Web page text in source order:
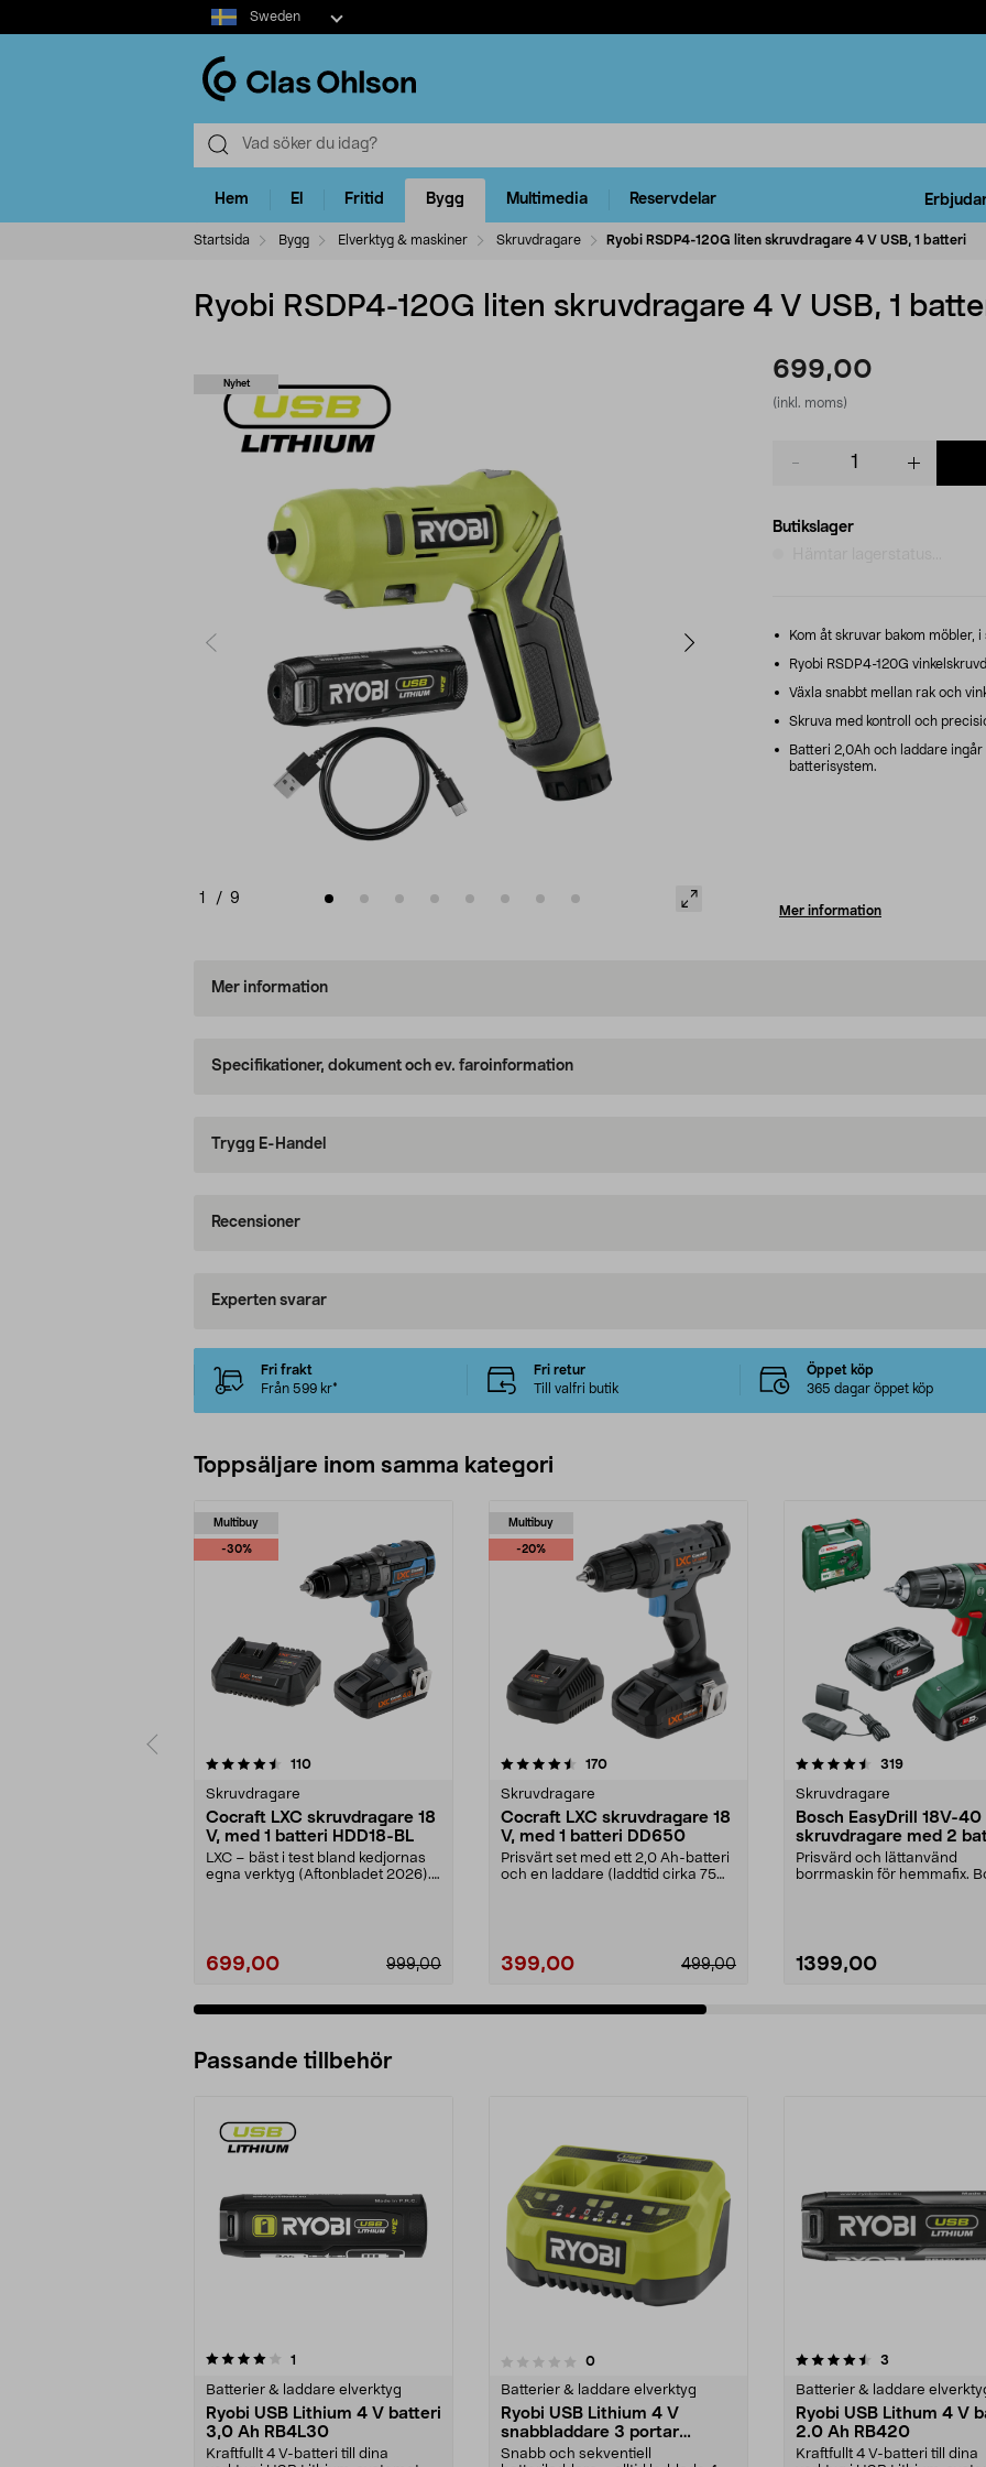
Select
market
Sweden
Hem El Fritid Bygg Multimedia Reservdelar
Startsida Bygg Elverktyg & maskiner Skruvdragare Ryobi RSDP4-120G liten skruvdragare 4 V USB, 1 batteri
Ryobi RSDP4-120G liten skruvdragare 4 V USB, 1
Nyhet
1 / 9
699,00
(inkl. moms)
Butikslager
Kom åt skruvar bakom möbler,
Ryobi RSDP4-120G
Växla snabbt mellan rak och
Skruva med kontroll och
Batteri 2,0Ah och laddare
batterisystem.
Mer information
Mer information
Specifikationer, dokument och ev. faroinformation
Trygg E-Handel
Recensioner
Experten svarar
Fri frakt
Från 599 kr*
Fri retur
Till valfri butik
Öppet köp
365 dagar öppet köp
Toppsäljare inom samma kategori
Multibuy
-30%
110recensioner
Skruvdragare
Cocraft LXC skruvdragare 18
V, med 1 batteri HDD18-BL
LXC – bäst i test bland kedjornas
egna verktyg (Aftonbladet 2026).
699,00 999,00
Multibuy
-20%
4.5 av 5 stjärnor 170recensioner
Skruvdragare
Cocraft LXC skruvdragare 18
V, med 1 batteri DD650
Prisvärt set med ett 2,0 Ah-batteri
och en laddare (laddtid cirka 75
399,00 499,00
4.5 av 5 stjärnor 319recensioner
Skruvdragare
Bosch EasyDrill 18V-40
skruvdragare med 2
Prisvärd och lättanvänd
borrmaskin för hemmafix.
1399,00
0.0 av 5 stjärnor
Passande tillbehör
1
Batterier & laddare elverktyg
Ryobi USB Lithium 4 V batteri
3,0 Ah RB4L30
Kraftfullt 4 V-batteri till dina
0.0 av 5 stjärnor 0recensioner
Batterier & laddare elverktyg
Ryobi USB Lithium 4 V
snabbladdare 3 portar
RC43P
Snabb och sekventiell
4.5av 5 stjärnor 3
Batterier & laddare
Ryobi USB Lithum 4 V
2.0 Ah RB420
Kraftfullt 4 V-batteri till dina